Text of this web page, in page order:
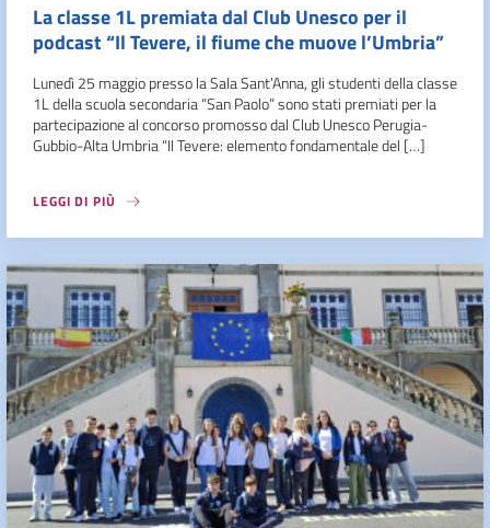
La classe 1L premiata dal Club Unesco per il
podcast “Il Tevere, il fiume che muove l’Umbria”
Lunedì 25 maggio presso la Sala Sant’Anna, gli studenti della classe
1L della scuola secondaria “San Paolo” sono stati premiati per la
partecipazione al concorso promosso dal Club Unesco Perugia-
Gubbio-Alta Umbria “Il Tevere: elemento fondamentale del […]
LEGGI DI PIÙ